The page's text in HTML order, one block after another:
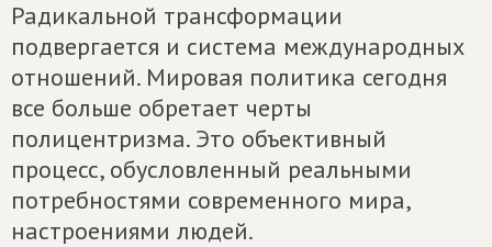
Радикальной трансформации
подвергается и система международных
отношений. Мировая политика сегодня
все больше обретает черты
полицентризма. Это объективный
процесс, обусловленный реальными
потребностями современного мира,
настроениями людей.